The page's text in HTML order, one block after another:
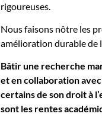
rigoureuses.
Nous faisons nôtre les
amélioration durable de
Bâtir une recherche
et en collaboration
certains de son droit à
sont les rentes